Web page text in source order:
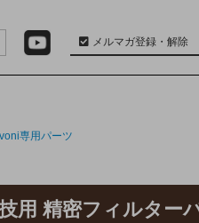
メルマガ登録・解除
専用パーツ
用 精密フィルター